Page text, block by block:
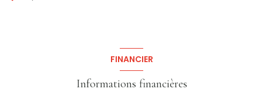
FINANCIER
Informations financières